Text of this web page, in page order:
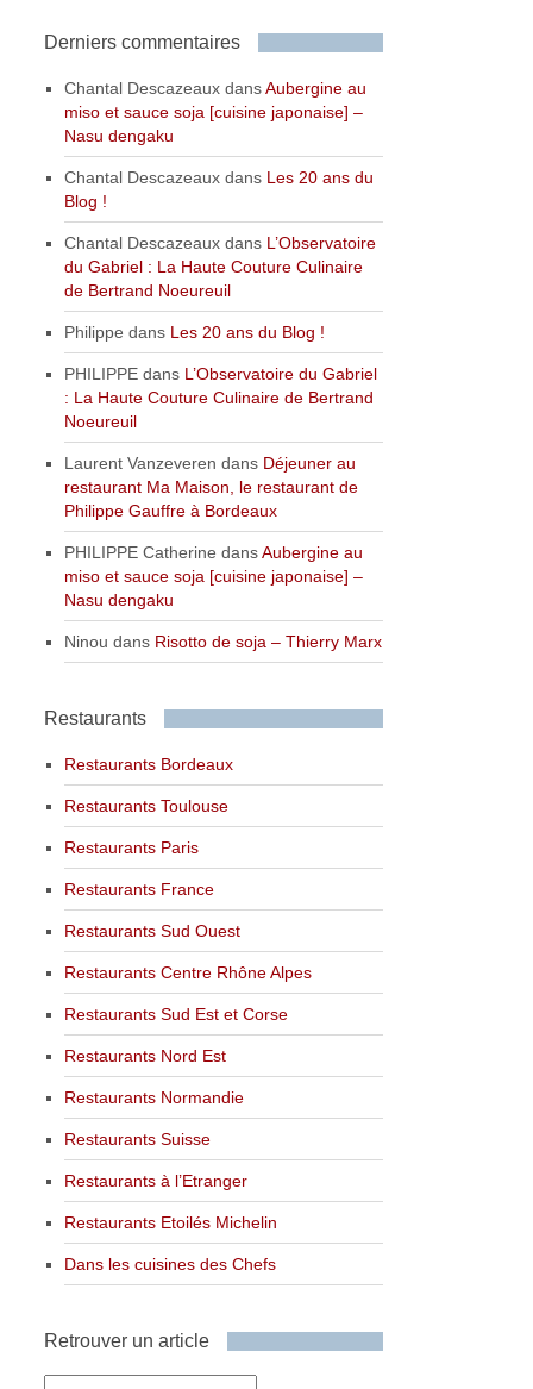
Derniers commentaires
Chantal Descazeaux dansAubergine au
miso et sauce soja [cuisine japonaise] –
Nasu dengaku
Chantal Descazeaux dans Les 20 ans du
Blog !
Chantal Descazeaux dans L’Observatoire
du Gabriel : La Haute Couture Culinaire
de Bertrand Noeureuil
Philippe dans Les 20 ans du Blog !
PHILIPPE dans L’Observatoire du Gabriel
: La Haute Couture Culinaire de Bertrand
Noeureuil
Laurent Vanzeveren dans Déjeuner au
restaurant Ma Maison, le restaurant de
Philippe Gauffre à Bordeaux
PHILIPPE Catherine dansAubergine au
miso et sauce soja [cuisine japonaise] –
Nasu dengaku
Ninou dans Risotto de soja – Thierry Marx
Restaurants
Restaurants Bordeaux
Restaurants Toulouse
Restaurants Paris
Restaurants France
Restaurants Sud Ouest
Restaurants Centre Rhône Alpes
Restaurants Sud Est et Corse
Restaurants Nord Est
Restaurants Normandie
Restaurants Suisse
Restaurants à l’Etranger
Restaurants Etoilés Michelin
Dans les cuisines des Chefs
Retrouver un article